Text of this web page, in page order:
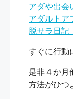
アダや出会
アダルトア
脱サラ日記
すぐに行動
是非４か月
方法がひつ